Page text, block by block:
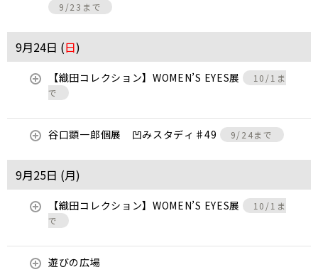
9/23まで
9月24日 (日)
【織田コレクション】WOMEN’S EYES展
10/1ま
で
谷口顕一郎個展 凹みスタディ♯49 9/24まで
9月25日 (月)
【織田コレクション】WOMEN’S EYES展
10/1ま
で
遊びの広場